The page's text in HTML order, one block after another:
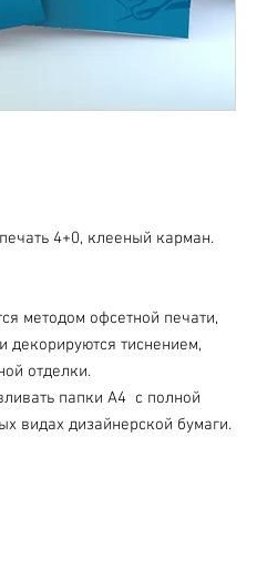
4+0, клееный карман.
методом офсетной печати,
тиснением,
отделки.
папки А4  с полной
видах дизайнерской бумаги.